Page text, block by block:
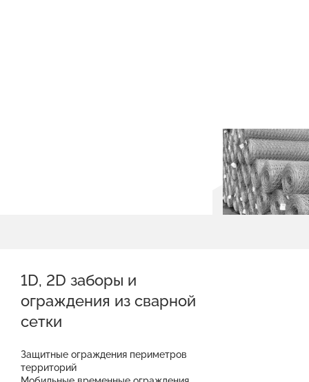
1D, 2D заборы и
ограждения из сварной
сетки
Защитные ограждения периметров
территорий